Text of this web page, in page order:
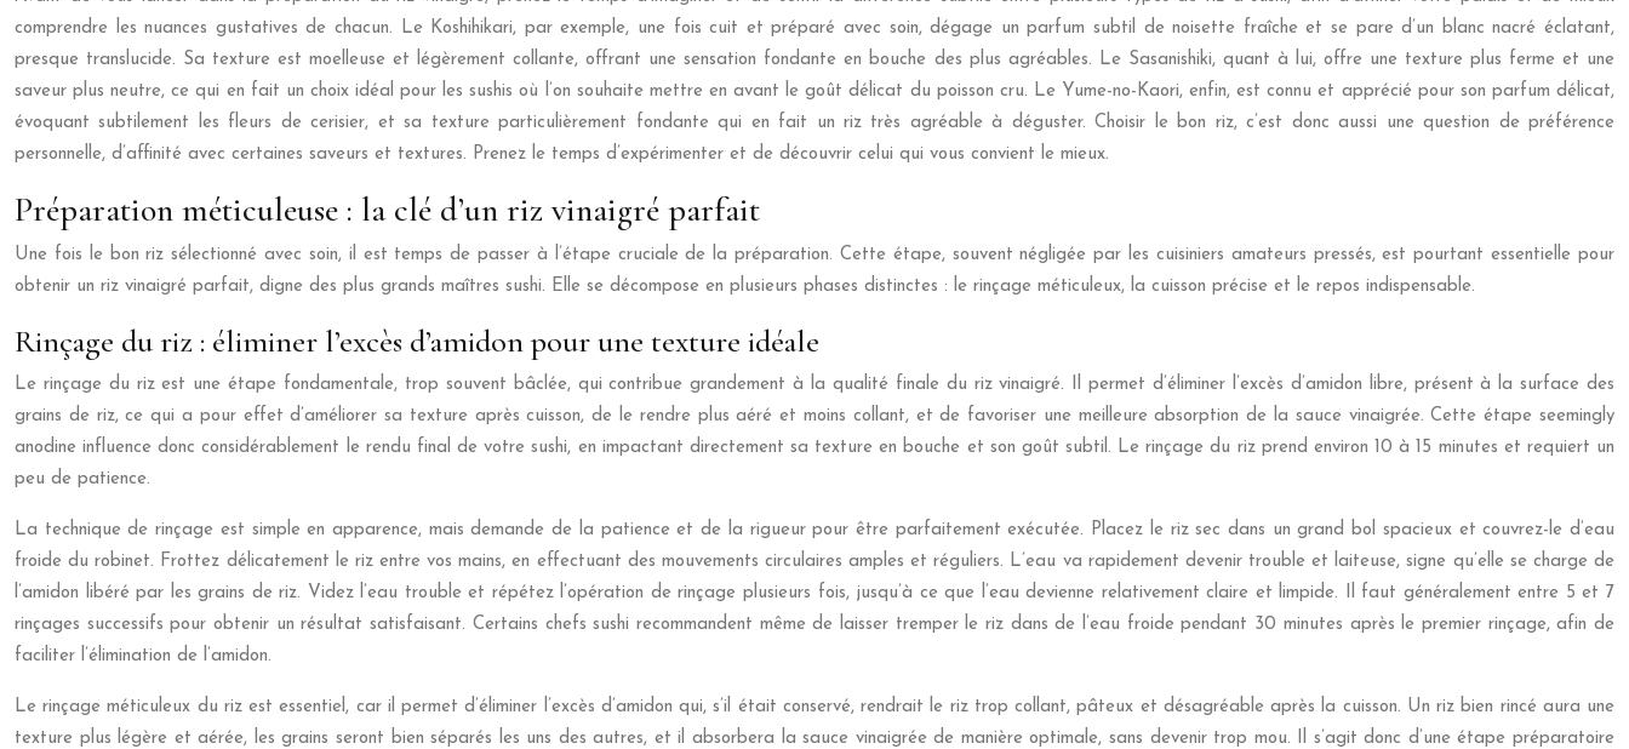
comprendre les nuances gustatives de chacun. Le Koshihikari, par exemple, une fois cuit et préparé avec soin, dégage un parfum subtil de noisette fraîche et se pare d’un blanc nacré éclatant,
presque translucide. Sa texture est moelleuse et légèrement collante, offrant une sensation fondante en bouche des plus agréables. Le Sasanishiki, quant à lui, offre une texture plus ferme et une
saveur plus neutre, ce qui en fait un choix idéal pour les sushis où l’on souhaite mettre en avant le goût délicat du poisson cru. Le Yume-no-Kaori, enfin, est connu et apprécié pour son parfum délicat,
évoquant subtilement les fleurs de cerisier, et sa texture particulièrement fondante qui en fait un riz très agréable à déguster. Choisir le bon riz, c’est donc aussi une question de préférence
personnelle, d’affinité avec certaines saveurs et textures. Prenez le temps d’expérimenter et de découvrir celui qui vous convient le mieux.
Préparation méticuleuse : la clé d’un riz vinaigré parfait
Une fois le bon riz sélectionné avec soin, il est temps de passer à l’étape cruciale de la préparation. Cette étape, souvent négligée par les cuisiniers amateurs pressés, est pourtant essentielle pour
obtenir un riz vinaigré parfait, digne des plus grands maîtres sushi. Elle se décompose en plusieurs phases distinctes : le rinçage méticuleux, la cuisson précise et le repos indispensable.
Rinçage du riz : éliminer l’excès d’amidon pour une texture idéale
Le rinçage du riz est une étape fondamentale, trop souvent bâclée, qui contribue grandement à la qualité finale du riz vinaigré. Il permet d’éliminer l’excès d’amidon libre, présent à la surface des
grains de riz, ce qui a pour effet d’améliorer sa texture après cuisson, de le rendre plus aéré et moins collant, et de favoriser une meilleure absorption de la sauce vinaigrée. Cette étape seemingly
anodine influence donc considérablement le rendu final de votre sushi, en impactant directement sa texture en bouche et son goût subtil. Le rinçage du riz prend environ 10 à 15 minutes et requiert un
peu de patience.
La technique de rinçage est simple en apparence, mais demande de la patience et de la rigueur pour être parfaitement exécutée. Placez le riz sec dans un grand bol spacieux et couvrez-le d’eau
froide du robinet. Frottez délicatement le riz entre vos mains, en effectuant des mouvements circulaires amples et réguliers. L’eau va rapidement devenir trouble et laiteuse, signe qu’elle se charge de
l’amidon libéré par les grains de riz. Videz l’eau trouble et répétez l’opération de rinçage plusieurs fois, jusqu’à ce que l’eau devienne relativement claire et limpide. Il faut généralement entre 5 et 7
rinçages successifs pour obtenir un résultat satisfaisant. Certains chefs sushi recommandent même de laisser tremper le riz dans de l’eau froide pendant 30 minutes après le premier rinçage, afin de
faciliter l’élimination de l’amidon.
Le rinçage méticuleux du riz est essentiel, car il permet d’éliminer l’excès d’amidon qui, s’il était conservé, rendrait le riz trop collant, pâteux et désagréable après la cuisson. Un riz bien rincé aura une
texture plus légère et aérée, les grains seront bien séparés les uns des autres, et il absorbera la sauce vinaigrée de manière optimale, sans devenir trop mou. Il s’agit donc d’une étape préparatoire